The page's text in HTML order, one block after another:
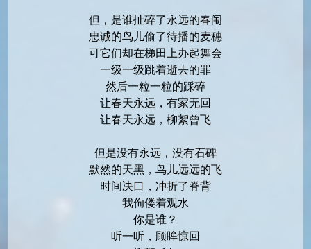
但，是谁扯碎了永远的春闱
忠诚的鸟儿偷了待播的麦穗
可它们却在梯田上办起舞会
一级一级跳着逝去的罪
然后一粒一粒的踩碎
让春天永远，有家无回
让春天永远，柳絮曾飞
但是没有永远，没有石碑
默然的天黑，鸟儿远远的飞
时间决口，冲折了脊背
我佝偻着观水
你是谁？
听一听，顾眸惊回